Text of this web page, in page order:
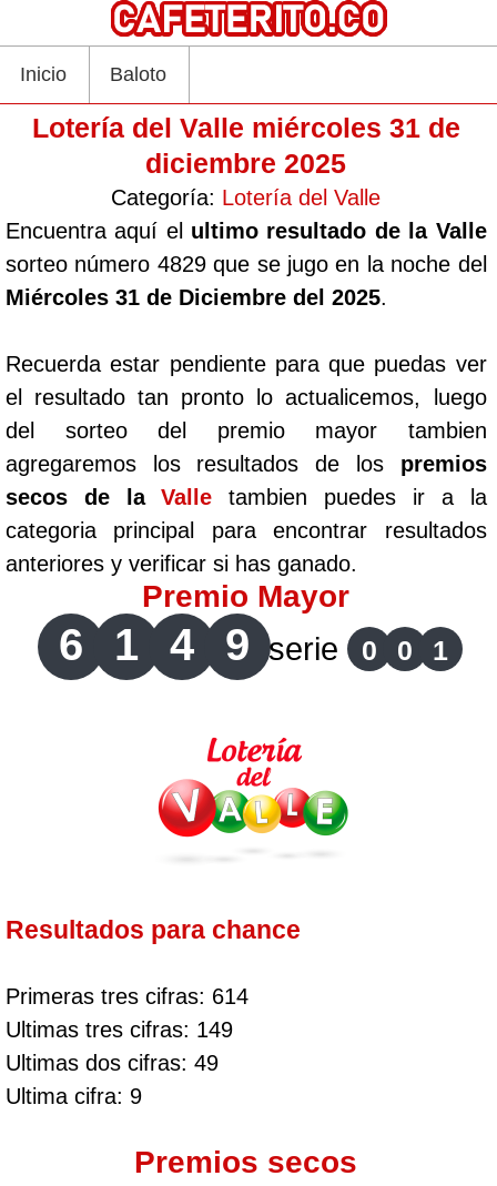
Inicio Baloto
Lotería del Valle miércoles 31 de
diciembre 2025
Categoría: Lotería del Valle
Encuentra aquí el ultimo resultado de la Valle
sorteo número 4829 que se jugo en la noche del
Miércoles 31 de Diciembre del 2025.
Recuerda estar pendiente para que puedas ver
el resultado tan pronto lo actualicemos, luego
del sorteo del premio mayor tambien
agregaremos los resultados de los premios
secos de laValle tambien puedes ir a la
categoria principal para encontrar resultados
anteriores y verificar si has ganado.
Premio Mayor
6 1 4 9 serie 0 0 1
Resultados para chance
Primeras tres cifras: 614
Ultimas tres cifras: 149
Ultimas dos cifras: 49
Ultima cifra: 9
Premios secos